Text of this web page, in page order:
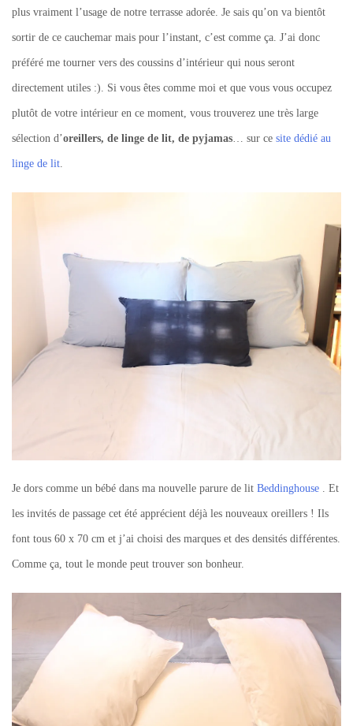
plus vraiment l’usage de notre terrasse adorée. Je sais qu’on va bientôt
sortir de ce cauchemar mais pour l’instant, c’est comme ça. J’ai donc
préféré me tourner vers des coussins d’intérieur qui nous seront
directement utiles :). Si vous êtes comme moi et que vous vous occupez
plutôt de votre intérieur en ce moment, vous trouverez une très large
sélection d’oreillers, de linge de lit, de pyjamas … sur ce site dédié au
linge de lit
Je dors comme un bébé dans ma nouvelle parure de lit Beddinghouse . Et
les invités de passage cet été apprécient déjà les nouveaux oreillers ! Ils
font tous 60 x 70 cm et j’ai choisi des marques et des densités différentes.
Comme ça, tout le monde peut trouver son bonheur.